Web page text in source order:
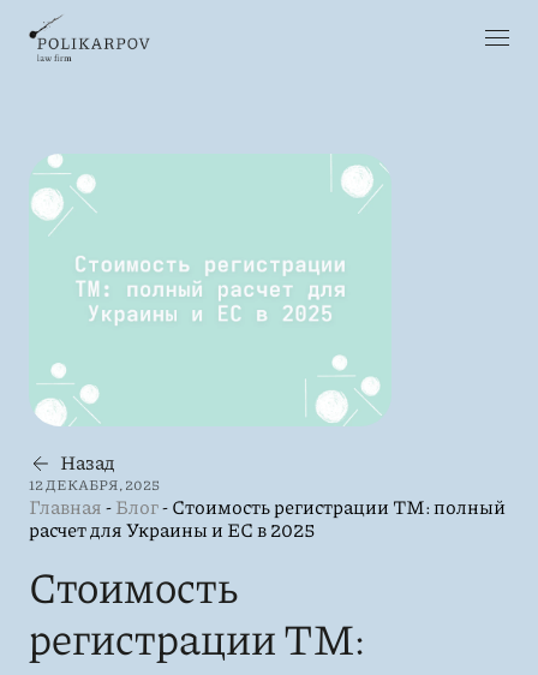
Назад
12 ДЕКАБРЯ, 2025
Главная-Блог-Стоимость регистрации ТМ: полный
расчет для Украины и ЕС в 2025
Стоимость
регистрации ТМ: